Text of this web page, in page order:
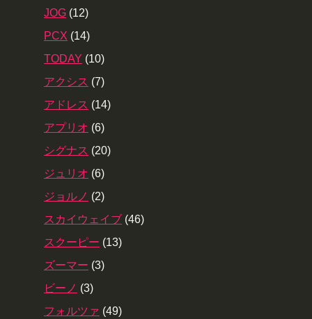
JOG (12)
PCX (14)
TODAY (10)
アクシス (7)
アドレス (14)
アプリオ (6)
シグナス (20)
ジュリオ (6)
ジョルノ (2)
スカイウェイブ (46)
スクーピー (13)
ズーマー (3)
ビーノ (3)
フォルツァ (49)